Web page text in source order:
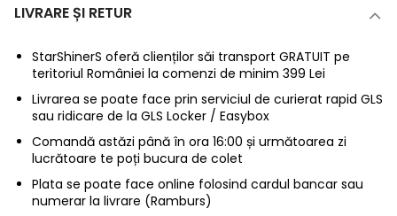
LIVRARE ȘI RETUR
StarShinerS oferă clienților săi transport GRATUIT pe
teritoriul României la comenzi de minim 399 Lei
Livrarea se poate face prin serviciul de curierat rapid GLS
sau ridicare de la GLS Locker / Easybox
Comandă astăzi până în ora 16:00 și următoarea zi
lucrătoare te poți bucura de colet
Plata se poate face online folosind cardul bancar sau
numerar la livrare (Ramburs)